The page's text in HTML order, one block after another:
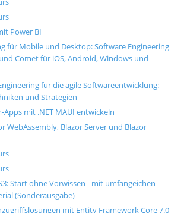
Power BI
für Mobile und Desktop: Software Engineering
Comet für iOS, Android, Windows und
für die agile Softwareentwicklung:
und Strategien
Apps mit .NET MAUI entwickeln
WebAssembly, Blazor Server und Blazor
Start ohne Vorwissen - mit umfangeichen
(Sonderausgabe)
mit Entity Framework Core 7.0